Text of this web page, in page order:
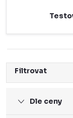
Filtrovat
Dle ceny